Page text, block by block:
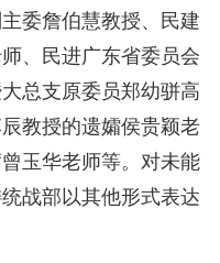
委詹伯慧教授、民建
、民进广东省委员会
总支原委员郑幼骈高
教授的遗孀侯贵颖老
玉华老师等。对未能
战部以其他形式表达